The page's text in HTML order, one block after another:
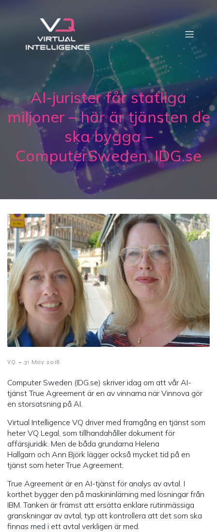
AI-jurister får statliga
miljoner – här är tjänsten de
ska bygga –
ComputerSweden, IDG.se
VQ - 31 May 2018
Computer Sweden (IDG.se) skriver idag om att vår AI-
tjänst True Agreement är en av vinnarna när Vinnova gör
en storsatsning på AI.
Virtual Intelligence VQ driver med framgång en tjänst som
heter VQ Legal, som tillhandahåller dokument för
affärsjuridik. Men de båda grundarna Helena
Hallgarn och Ann Björk lägger också mycket tid på en
tjänst som heter True Agreement.
True Agreement är en AI-tjänst för analys av avtal. I
korthet bygger den på maskininlärning med lösningar från
IBM. Tanken är främst att ersätta enklare rutinmässiga
granskningar av avtal, typ att kontrollera att det som ska
finnas med i ett avtal verkligen är med.